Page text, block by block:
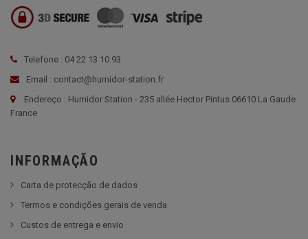
Telefone : 04 22 13 10 93
Email : contact@humidor-station.fr
Endereço : Humidor Station - 235 allée Hector Pintus 06610 La Gaude
France
INFORMAÇÃO
Carta de protecção de dados
Termos e condições gerais de venda
Custos de entrega e envio